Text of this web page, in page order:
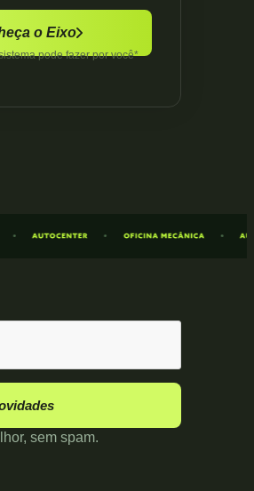
o Eixo
pode fazer por você*
sem spam.